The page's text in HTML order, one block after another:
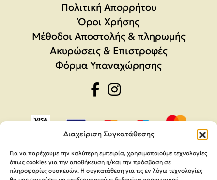
Διαχείριση Συγκατάθεσης
Για να παρέχουμε την καλύτερη εμπειρία, χρησιμοποιούμε τεχνολογίες
όπως cookies για την αποθήκευση ή/και την πρόσβαση σε
πληροφορίες συσκευών. Η συγκατάθεση για τις εν λόγω τεχνολογίες
Πολιτική Απορρήτου
Όροι Χρήσης
Μέθοδοι Αποστολής & πληρωμής
Ακυρώσεις & Επιστροφές
Φόρμα Υπαναχώρησης